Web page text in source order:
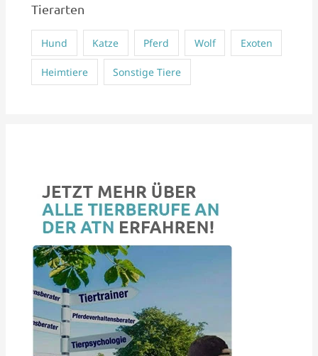
Tierarten
Hund Katze Pferd Wolf Exoten
Heimtiere Sonstige Tiere